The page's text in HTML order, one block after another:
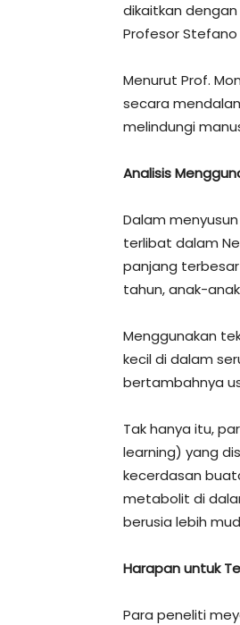
dikaitkan
Profesor Stefano
Menurut Prof.
secara
melindungi
Analisis
Dalam
terlibat dalam
panjang
tahun, anak-
Menggunakan
kecil di dalam
bertambahnya
Tak hanya itu,
learning) yang
kecerdasan
metabolit di
berusia lebih
Harapan untuk
Para peneliti